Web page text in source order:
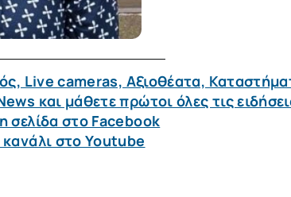
Live cameras, Αξιοθέατα,
και μάθετε πρώτοι όλες τις
σελίδα στο Facebook
στο Youtube